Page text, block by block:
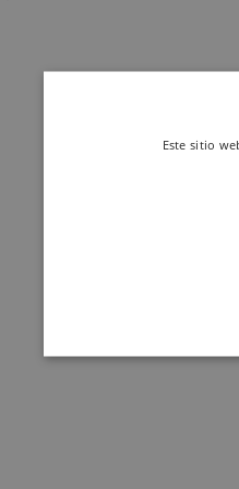
Este sitio